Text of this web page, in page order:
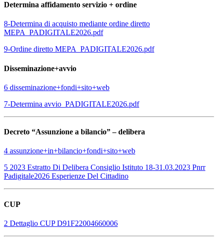
Determina affidamento servizio + ordine
8-Determina di acquisto mediante ordine diretto
MEPA_PADIGITALE2026.pdf
9-Ordine diretto MEPA_PADIGITALE2026.pdf
Disseminazione+avvio
6 disseminazione+fondi+sito+web
7-Determina avvio_PADIGITALE2026.pdf
Decreto “Assunzione a bilancio” – delibera
4 assunzione+in+bilancio+fondi+sito+web
5 2023 Estratto Di Delibera Consiglio Istituto 18-31.03.2023 Pnrr
Padigitale2026 Esperienze Del Cittadino
CUP
2 Dettaglio CUP D91F22004660006